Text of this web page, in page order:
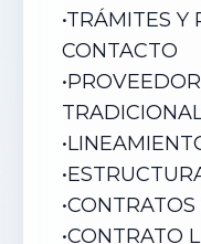
•TRÁMITES Y
CONTACTO
•
•
•
•
•CONTRATO